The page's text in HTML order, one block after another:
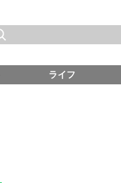
ライフ